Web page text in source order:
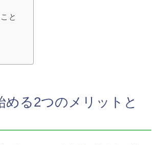
と
める2つのメリットと